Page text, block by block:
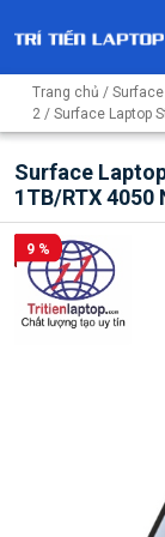
Trang chủ / Surface
2 / Surface Laptop
Surface
1TB/RTX 4050
9 %